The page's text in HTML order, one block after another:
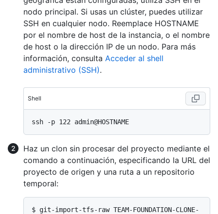
nodo principal. Si usas un clúster, puedes utilizar
SSH en cualquier nodo. Reemplace HOSTNAME
por el nombre de host de la instancia, o el nombre
de host o la dirección IP de un nodo. Para más
información, consulta Acceder al shell
administrativo (SSH).
Shell
Haz un clon sin procesar del proyecto mediante el
comando a continuación, especificando la URL del
proyecto de origen y una ruta a un repositorio
temporal:
$ git-import-tfs-raw TEAM-FOUNDATION-CLONE-